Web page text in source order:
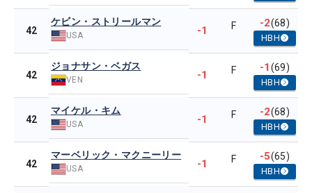
42
ケビン・ストリールマン
USA -1 F -2(68)
HBH
42
ジョナサン・ベガス
VEN -1 F -1(69)
HBH
42
マイケル・キム
USA -1 F -2(68)
HBH
42
マーベリック・マクニーリー
USA -1 F -5(65)
HBH